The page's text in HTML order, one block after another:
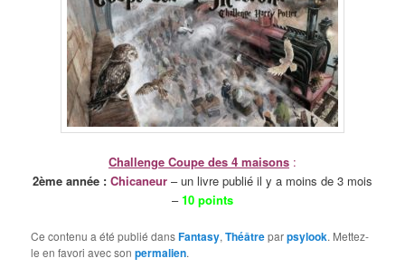
Challenge Coupe des 4 maisons :
2ème année : Chicaneur –un livre publié il y a moins de 3 mois
–10 points
Ce contenu a été publié dansFantasy,Théâtreparpsylook. Mettez-
le en favori avec sonpermalien.